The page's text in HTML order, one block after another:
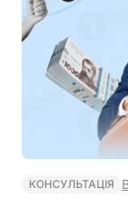
КОНСУЛЬТАЦІЯ